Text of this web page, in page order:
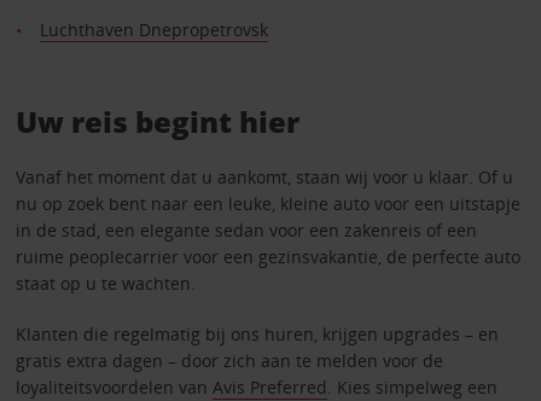
Luchthaven Dnepropetrovsk
Uw reis begint hier
Vanaf het moment dat u aankomt, staan wij voor u klaar. Of u
nu op zoek bent naar een leuke, kleine auto voor een uitstapje
in de stad, een elegante sedan voor een zakenreis of een
ruime peoplecarrier voor een gezinsvakantie, de perfecte auto
staat op u te wachten.
Klanten die regelmatig bij ons huren, krijgen upgrades – en
gratis extra dagen – door zich aan te melden voor de
loyaliteitsvoordelen van Avis Preferred. Kies simpelweg een